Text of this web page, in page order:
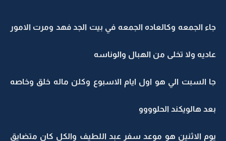
جاء الجمعه وكالعاده الجمعه في بيت الجد فهد ومرت الامور
عاديه ولا تخلى من الهبال والوناسه
جا السبت الي هو اول ايام الاسبوع وكلن ماله خلق وخاصه
بعد هالويكند الحلوووو
يوم الاثنين هو موعد سفر عبد اللطيف والكل كان متضايق